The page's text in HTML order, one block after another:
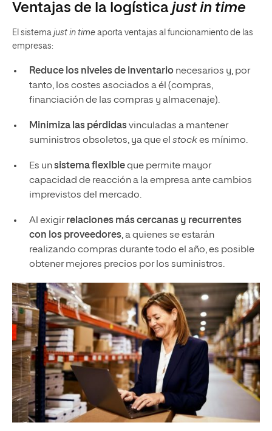
Ventajas de la logística just in time
El sistema just in time aporta ventajas al funcionamiento de las
empresas:
Reduce los niveles de inventarionecesarios y, por
tanto, los costes asociados a él (compras,
financiación de las compras y almacenaje).
Minimiza las pérdidasvinculadas a mantener
suministros obsoletos, ya que el stockes mínimo.
Es unsistema flexibleque permite mayor
capacidad de reacción a la empresa ante cambios
imprevistos del mercado.
Al exigirrelaciones más cercanas y recurrentes
con los proveedores, a quienes se estarán
realizando compras durante todo el año, es posible
obtener mejores precios por los suministros.